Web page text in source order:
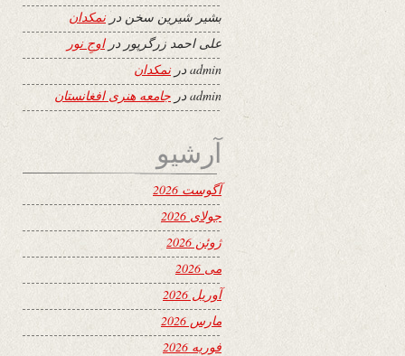
بشیر شیرین سخن درنمکدان
علی احمد زرگرپور دراوجِ نور
adminدرنمکدان
admin در جامعه هنری افغانستان
آرشیو
آگوست 2026
جولای 2026
ژوئن 2026
می 2026
آوریل 2026
مارس 2026
فوریه 2026